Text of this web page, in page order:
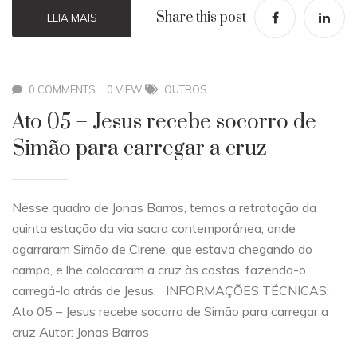
LEIA MAIS Share this post
0 COMMENTS 0 VIEW OUTROS
Ato 05 – Jesus recebe socorro de
Simão para carregar a cruz
Nesse quadro de Jonas Barros, temos a retratação da
quinta estação da via sacra contemporânea, onde
agarraram Simão de Cirene, que estava chegando do
campo, e lhe colocaram a cruz às costas, fazendo-o
carregá-la atrás de Jesus. INFORMAÇÕES TÉCNICAS:
Ato 05 – Jesus recebe socorro de Simão para carregar a
cruz Autor: Jonas Barros